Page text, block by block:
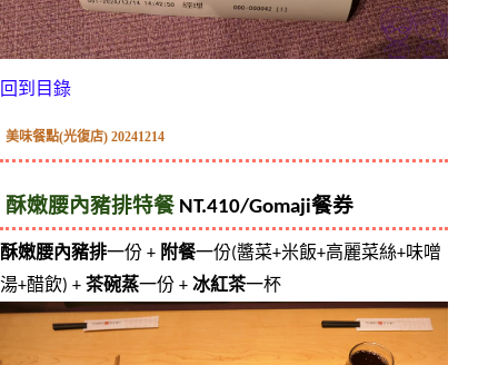
回到目錄
美味餐點(光復店) 20241214
酥嫩腰內豬排特餐 NT.410/Gomaji餐券
酥嫩腰內豬排一份 + 附餐一份(醬菜+米飯+高麗菜絲+味噌
湯+醋飲) + 茶碗蒸一份 + 冰紅茶一杯